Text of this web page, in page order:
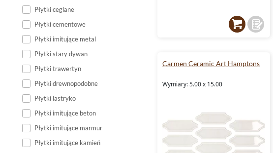
Płytki ceglane
Płytki cementowe
Płytki imitujące metal
Płytki stary dywan
Płytki trawertyn
Płytki drewnopodobne
Płytki lastryko
Płytki imitujące beton
Płytki imitujące marmur
Płytki imitujące kamień
Carmen Ceramic Art Hamptons
Wymiary: 5.00 x 15.00